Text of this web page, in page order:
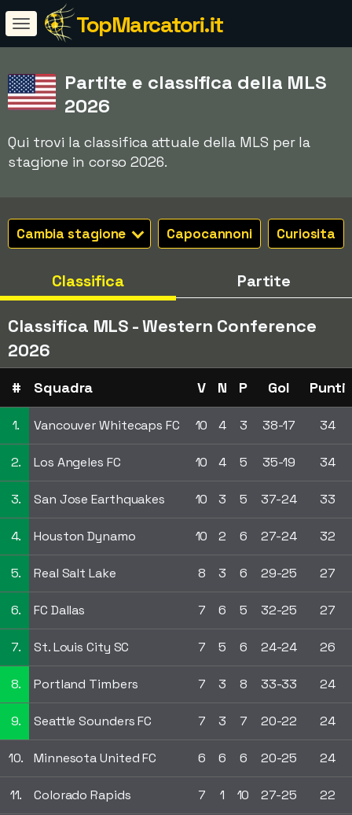
TopMarcatori.it
Partite e classifica della MLS
2026
Qui trovi la classifica attuale della MLS per la
stagione in corso 2026.
Cambia stagione Capocannoni Curiosita
Classifica Partite
Classifica MLS - Western Conference
2026
# Squadra V N P Gol Punti
1. Vancouver Whitecaps FC 10 4 3 38-17 34
2. Los Angeles FC 10 4 5 35-19 34
3. San Jose Earthquakes 10 3 5 37-24 33
4. Houston Dynamo 10 2 6 27-24 32
5. Real Salt Lake 8 3 6 29-25 27
6. FC Dallas 7 6 5 32-25 27
7. St. Louis City SC 7 5 6 24-24 26
8. Portland Timbers 7 3 8 33-33 24
9. Seattle Sounders FC 7 3 7 20-22 24
10. Minnesota United FC 6 6 6 20-25 24
11. Colorado Rapids 7 1 10 27-25 22